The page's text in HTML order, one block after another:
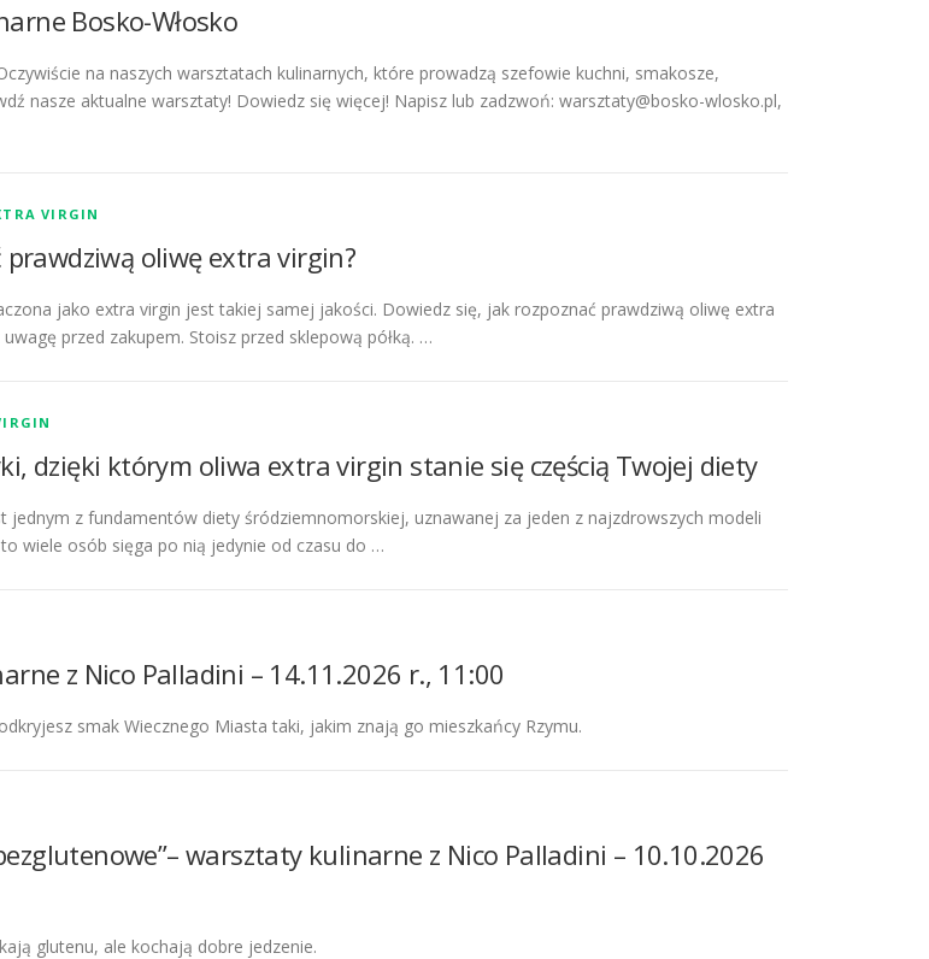
Bosko-Włosko
na naszych warsztatach kulinarnych, które prowadzą szefowie kuchni, smakosze,
nasze aktualne warsztaty! Dowiedz się więcej! Napisz lub zadzwoń: warsztaty@bosko-wlosko.pl,
VIRGIN
prawdziwą oliwę extra virgin?
jako extra virgin jest takiej samej jakości. Dowiedz się, jak rozpoznać prawdziwą oliwę extra
przed zakupem. Stoisz przed sklepową półką. …
dzięki którym oliwa extra virgin stanie się częścią Twojej diety
jednym z fundamentów diety śródziemnomorskiej, uznawanej za jeden z najzdrowszych modeli
wiele osób sięga po nią jedynie od czasu do …
z Nico Palladini – 14.11.2026 r., 11:00
smak Wiecznego Miasta taki, jakim znają go mieszkańcy Rzymu.
warsztaty kulinarne z Nico Palladini – 10.10.2026
glutenu, ale kochają dobre jedzenie.